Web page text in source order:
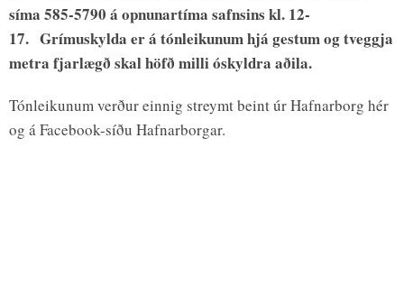
síma 585-5790 á opnunartíma safnsins kl. 12-
17. Grímuskylda er á tónleikunum hjá gestum og tveggja
metra fjarlægð skal höfð milli óskyldra aðila.
Tónleikunum verður einnig streymt beint úr Hafnarborg hér
og á Facebook-síðu Hafnarborgar.